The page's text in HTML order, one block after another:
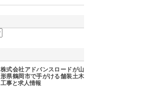
株式会社アドバンスロードが山
形県鶴岡市で手がける舗装土木
工事と求人情報